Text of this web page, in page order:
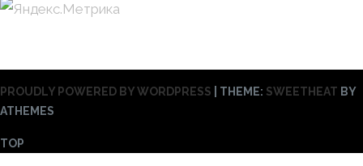
PROUDLY POWERED BY WORDPRESS THEME: SWEETHEAT BY
ATHEMES
TOP